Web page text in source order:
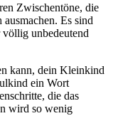
Zwischentöne, die
Es sind
unbedeutend
kann, dein Kleinkind
ein Wort
die das
wird so wenig